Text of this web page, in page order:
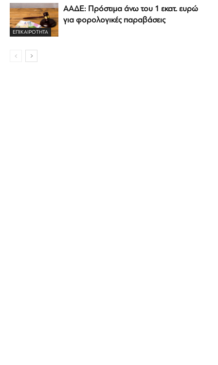
ΕΠΙΚΑΙΡΟΤΗΤΑ
ΑΑΔΕ: Πρόστιμα άνω του 1 εκατ. ευρώ
για φορολογικές παραβάσεις